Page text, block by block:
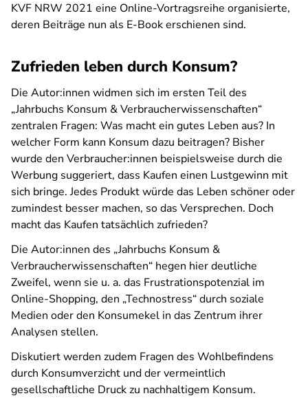
KVF NRW 2021 eine Online-Vortragsreihe organisierte,
deren Beiträge nun als E-Book erschienen sind.
Zufrieden leben durch Konsum?
Die Autor:innen widmen sich im ersten Teil des
„Jahrbuchs Konsum & Verbraucherwissenschaften“
zentralen Fragen: Was macht ein gutes Leben aus? In
welcher Form kann Konsum dazu beitragen? Bisher
wurde den Verbraucher:innen beispielsweise durch die
Werbung suggeriert, dass Kaufen einen Lustgewinn mit
sich bringe. Jedes Produkt würde das Leben schöner oder
zumindest besser machen, so das Versprechen. Doch
macht das Kaufen tatsächlich zufrieden?
Die Autor:innen des „Jahrbuchs Konsum &
Verbraucherwissenschaften“ hegen hier deutliche
Zweifel, wenn sie u. a. das Frustrationspotenzial im
Online-Shopping, den „Technostress“ durch soziale
Medien oder den Konsumekel in das Zentrum ihrer
Analysen stellen.
Diskutiert werden zudem Fragen des Wohlbefindens
durch Konsumverzicht und der vermeintlich
gesellschaftliche Druck zu nachhaltigem Konsum.